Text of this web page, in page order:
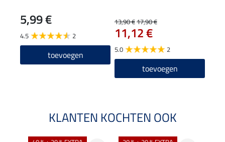
5,99 €
4.5 2
toevoegen
13,90 €17,90 €
11,12 €
5.0 2
toevoegen
KLANTEN KOCHTEN OOK